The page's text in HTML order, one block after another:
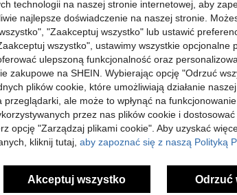
Pomocny (0)
technologii na naszej stronie internetowej, aby
najlepsze doświadczenie na naszej stronie.
"Zaakceptuj wszystko" lub ustawić
wszystko", ustawimy wszystkie opcjonalne
ulepszoną funkcjonalność oraz
zakupowe na SHEIN. Wybierając opcję "Odrzuć
plików cookie, które umożliwiają działanie
przeglądarki, ale może to wpłynąć na
przez nas plików cookie i
opcję "Zarządzaj plikami cookie". Aby uzyskać
kliknij tutaj, aby zapoznać się z naszą Polityką
Akceptuj wszystko Odrzuć